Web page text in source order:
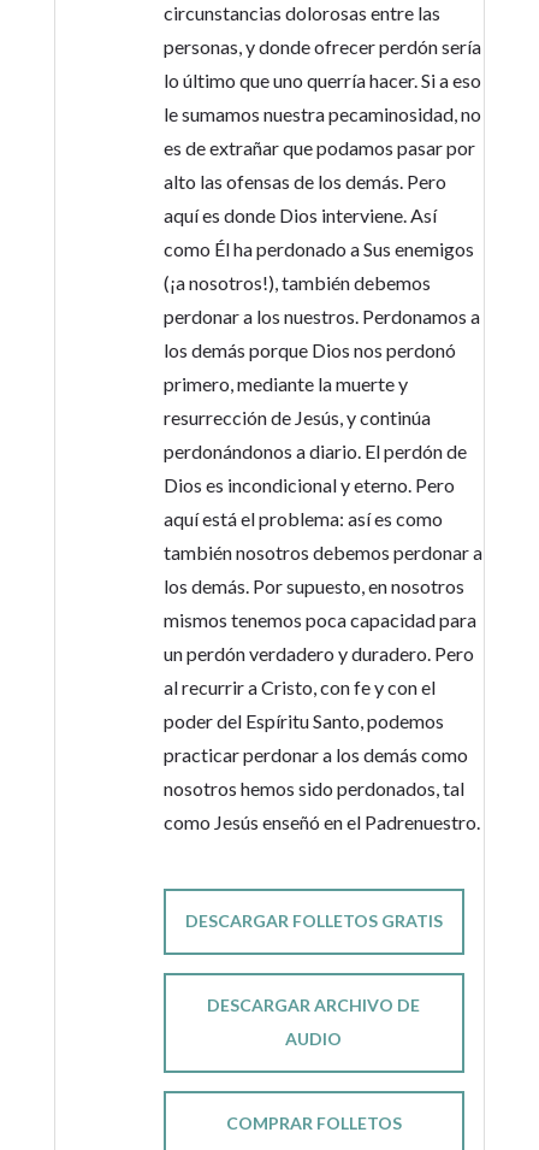
circunstancias dolorosas entre las
personas, y donde ofrecer perdón sería
lo último que uno querría hacer. Si a eso
le sumamos nuestra pecaminosidad, no
es de extrañar que podamos pasar por
alto las ofensas de los demás. Pero
aquí es donde Dios interviene. Así
como Él ha perdonado a Sus enemigos
(¡a nosotros!), también debemos
perdonar a los nuestros. Perdonamos a
los demás porque Dios nos perdonó
primero, mediante la muerte y
resurrección de Jesús, y continúa
perdonándonos a diario. El perdón de
Dios es incondicional y eterno. Pero
aquí está el problema: así es como
también nosotros debemos perdonar a
los demás. Por supuesto, en nosotros
mismos tenemos poca capacidad para
un perdón verdadero y duradero. Pero
al recurrir a Cristo, con fe y con el
poder del Espíritu Santo, podemos
practicar perdonar a los demás como
nosotros hemos sido perdonados, tal
como Jesús enseñó en el Padrenuestro.
DESCARGAR FOLLETOS GRATIS
DESCARGAR ARCHIVO DE
AUDIO
COMPRAR FOLLETOS